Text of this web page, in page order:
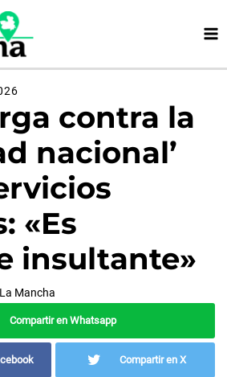
contra la
nacional’
«Es
insultante»
Mancha
Compartir en Whatsapp
Compartir en X